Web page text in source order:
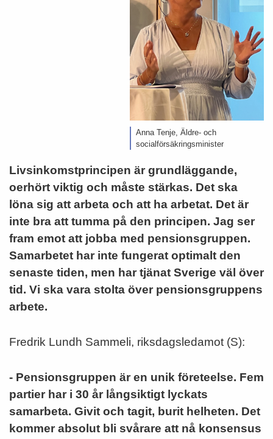
Anna Tenje, Äldre- och
socialförsäkringsminister
Livsinkomstprincipen är grundläggande,
oerhört viktig och måste stärkas. Det ska
löna sig att arbeta och att ha arbetat. Det är
inte bra att tumma på den principen. Jag ser
fram emot att jobba med pensionsgruppen.
Samarbetet har inte fungerat optimalt den
senaste tiden, men har tjänat Sverige väl över
tid. Vi ska vara stolta över pensionsgruppens
arbete.
Fredrik Lundh Sammeli, riksdagsledamot (S):
- Pensionsgruppen är en unik företeelse. Fem
partier har i 30 år långsiktigt lyckats
samarbeta. Givit och tagit, burit helheten. Det
kommer absolut bli svårare att nå konsensus